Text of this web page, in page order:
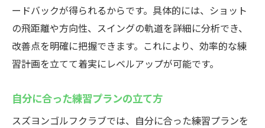
ードバックが得られるからです。具体的には、ショット
の飛距離や方向性、スイングの軌道を詳細に分析でき、
改善点を明確に把握できます。これにより、効率的な練
習計画を立てて着実にレベルアップが可能です。
自分に合った練習プランの立て方
スズヨンゴルフクラブでは、自分に合った練習プランを